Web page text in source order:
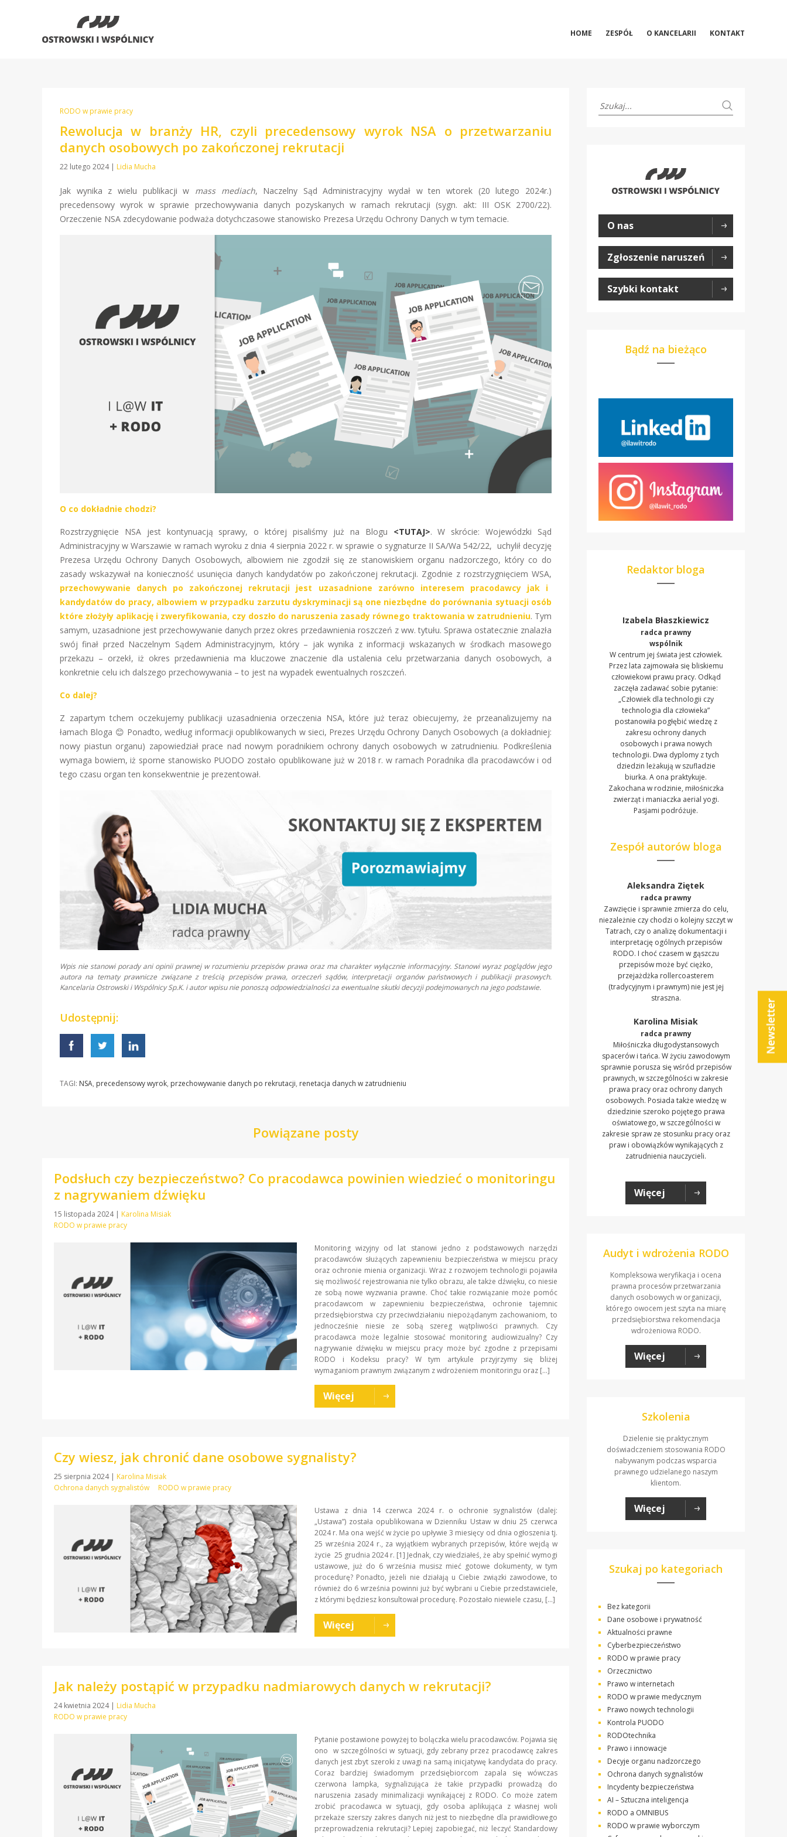
HOME ZESPÓŁ O KANCELARII KONTAKT
RODO w prawie pracy
Rewolucja w branży HR, czyli precedensowy wyrok NSA o przetwarzaniu
danych osobowych po zakończonej rekrutacji
22 lutego 2024 | Lidia Mucha
Jak wynika z wielu publikacji w mass mediach, Naczelny Sąd Administracyjny wydał w ten wtorek (20 lutego 2024r.)
precedensowy wyrok w sprawie przechowywania danych pozyskanych w ramach rekrutacji (sygn. akt: III OSK 2700/22).
Orzeczenie NSA zdecydowanie podważa dotychczasowe stanowisko Prezesa Urzędu Ochrony Danych w tym temacie.
O co dokładnie chodzi?
Rozstrzygnięcie NSA jest kontynuacją sprawy, o której pisaliśmy już na Blogu <TUTAJ>. W skrócie: Wojewódzki Sąd
Administracyjny w Warszawie w ramach wyroku z dnia 4 sierpnia 2022 r. w sprawie o sygnaturze II SA/Wa 542/22, uchylił decyzję
Prezesa Urzędu Ochrony Danych Osobowych, albowiem nie zgodził się ze stanowiskiem organu nadzorczego, który co do
zasady wskazywał na konieczność usunięcia danych kandydatów po zakończonej rekrutacji. Zgodnie z rozstrzygnięciem WSA,
przechowywanie danych po zakończonej rekrutacji jest uzasadnione zarówno interesem pracodawcy jak i
kandydatów do pracy, albowiem w przypadku zarzutu dyskryminacji są one niezbędne do porównania sytuacji osób
które złożyły aplikację i zweryfikowania, czy doszło do naruszenia zasady równego traktowania w zatrudnieniu. Tym
samym, uzasadnione jest przechowywanie danych przez okres przedawnienia roszczeń z ww. tytułu. Sprawa ostatecznie znalazła
swój finał przed Naczelnym Sądem Administracyjnym, który – jak wynika z informacji wskazanych w środkach masowego
przekazu – orzekł, iż okres przedawnienia ma kluczowe znaczenie dla ustalenia celu przetwarzania danych osobowych, a
konkretnie celu ich dalszego przechowywania – to jest na wypadek ewentualnych roszczeń.
Co dalej?
Z zapartym tchem oczekujemy publikacji uzasadnienia orzeczenia NSA, które już teraz obiecujemy, że przeanalizujemy na
łamach Bloga 😊 Ponadto, według informacji opublikowanych w sieci, Prezes Urzędu Ochrony Danych Osobowych (a dokładniej:
nowy piastun organu) zapowiedział prace nad nowym poradnikiem ochrony danych osobowych w zatrudnieniu. Podkreślenia
wymaga bowiem, iż sporne stanowisko PUODO zostało opublikowane już w 2018 r. w ramach Poradnika dla pracodawców i od
tego czasu organ ten konsekwentnie je prezentował.
Wpis nie stanowi porady ani opinii prawnej w rozumieniu przepisów prawa oraz ma charakter wyłącznie informacyjny. Stanowi wyraz poglądów jego
autora na tematy prawnicze związane z treścią przepisów prawa, orzeczeń sądów, interpretacji organów państwowych i publikacji prasowych.
Kancelaria Ostrowski i Wspólnicy Sp.K. i autor wpisu nie ponoszą odpowiedzialności za ewentualne skutki decyzji podejmowanych na jego podstawie.
Udostępnij:
TAGI: NSA, precedensowy wyrok, przechowywanie danych po rekrutacji, renetacja danych w zatrudnieniu
Powiązane posty
Podsłuch czy bezpieczeństwo? Co pracodawca powinien wiedzieć o monitoringu
z nagrywaniem dźwięku
15 listopada 2024 | Karolina Misiak
RODO w prawie pracy
Monitoring wizyjny od lat stanowi jedno z podstawowych narzędzi
pracodawców służących zapewnieniu bezpieczeństwa w miejscu pracy
oraz ochronie mienia organizacji. Wraz z rozwojem technologii pojawiła
się możliwość rejestrowania nie tylko obrazu, ale także dźwięku, co niesie
ze sobą nowe wyzwania prawne. Choć takie rozwiązanie może pomóc
pracodawcom w zapewnieniu bezpieczeństwa, ochronie tajemnic
przedsiębiorstwa czy przeciwdziałaniu niepożądanym zachowaniom, to
jednocześnie niesie ze sobą szereg wątpliwości prawnych. Czy
pracodawca może legalnie stosować monitoring audiowizualny? Czy
nagrywanie dźwięku w miejscu pracy może być zgodne z przepisami
RODO i Kodeksu pracy? W tym artykule przyjrzymy się bliżej
wymaganiom prawnym związanym z wdrożeniem monitoringu oraz […]
Więcej
Czy wiesz, jak chronić dane osobowe sygnalisty?
25 sierpnia 2024 | Karolina Misiak
Ochrona danych sygnalistów
RODO w prawie pracy
Ustawa z dnia 14 czerwca 2024 r. o ochronie sygnalistów (dalej:
„Ustawa”) została opublikowana w Dzienniku Ustaw w dniu 25 czerwca
2024 r. Ma ona wejść w życie po upływie 3 miesięcy od dnia ogłoszenia tj.
25 września 2024 r., za wyjątkiem wybranych przepisów, które wejdą w
życie 25 grudnia 2024 r. [1] Jednak, czy wiedziałeś, że aby spełnić wymogi
ustawowe, już do 6 września musisz mieć gotowe dokumenty, w tym
procedurę? Ponadto, jeżeli nie działają u Ciebie związki zawodowe, to
również do 6 września powinni już być wybrani u Ciebie przedstawiciele,
z którymi będziesz konsultował procedurę. Pozostało niewiele czasu, […]
Więcej
Jak należy postąpić w przypadku nadmiarowych danych w rekrutacji?
24 kwietnia 2024 | Lidia Mucha
RODO w prawie pracy
Pytanie postawione powyżej to bolączka wielu pracodawców. Pojawia się
ono w szczególności w sytuacji, gdy zebrany przez pracodawcę zakres
danych jest zbyt szeroki z uwagi na samą inicjatywę kandydata do pracy.
Coraz bardziej świadomym przedsiębiorcom zapala się wówczas
czerwona lampka, sygnalizująca że takie przypadki prowadzą do
naruszenia zasady minimalizacji wynikającej z RODO. Co może zatem
zrobić pracodawca w sytuacji, gdy osoba aplikująca z własnej woli
przekaże szerszy zakres danych niż jest to niezbędne dla prawidłowego
przeprowadzenia rekrutacji? Lepiej zapobiegać, niż leczyć Standardowy
O nas
Zgłoszenie naruszeń
Szybki kontakt
Bądź na bieżąco
Redaktor bloga
Izabela Błaszkiewicz
radca prawny
wspólnik
W centrum jej świata jest człowiek.
Przez lata zajmowała się bliskiemu
człowiekowi prawu pracy. Odkąd
zaczęła zadawać sobie pytanie:
„Człowiek dla technologii czy
technologia dla człowieka”
postanowiła pogłębić wiedzę z
zakresu ochrony danych
osobowych i prawa nowych
technologii. Dwa dyplomy z tych
dziedzin leżakują w szufladzie
biurka. A ona praktykuje.
Zakochana w rodzinie, miłośniczka
zwierząt i maniaczka aerial yogi.
Pasjami podróżuje.
Zespół autorów bloga
Aleksandra Ziętek
radca prawny
Zawzięcie i sprawnie zmierza do celu,
niezależnie czy chodzi o kolejny szczyt w
Tatrach, czy o analizę dokumentacji i
interpretację ogólnych przepisów
RODO. I choć czasem w gąszczu
przepisów może być ciężko,
przejażdżka rollercoasterem
(tradycyjnym i prawnym) nie jest jej
straszna.
Karolina Misiak
radca prawny
Miłośniczka długodystansowych
spacerów i tańca. W życiu zawodowym
sprawnie porusza się wśród przepisów
prawnych, w szczególności w zakresie
prawa pracy oraz ochrony danych
osobowych. Posiada także wiedzę w
dziedzinie szeroko pojętego prawa
oświatowego, w szczególności w
zakresie spraw ze stosunku pracy oraz
praw i obowiązków wynikających z
zatrudnienia nauczycieli.
Więcej
Audyt i wdrożenia RODO
Kompleksowa weryfikacja i ocena
prawna procesów przetwarzania
danych osobowych w organizacji,
którego owocem jest szyta na miarę
przedsiębiorstwa rekomendacja
wdrożeniowa RODO.
Więcej
Szkolenia
Dzielenie się praktycznym
doświadczeniem stosowania RODO
nabywanym podczas wsparcia
prawnego udzielanego naszym
klientom.
Więcej
Szukaj po kategoriach
Bez kategorii
Dane osobowe i prywatność
Aktualności prawne
Cyberbezpieczeństwo
RODO w prawie pracy
Orzecznictwo
Prawo w internetach
RODO w prawie medycznym
Prawo nowych technologii
Kontrola PUODO
RODOtechnika
Prawo i innowacje
Decyje organu nadzorczego
Ochrona danych sygnalistów
Incydenty bezpieczeństwa
AI – Sztuczna inteligencja
RODO a OMNIBUS
RODO w prawie wyborczym